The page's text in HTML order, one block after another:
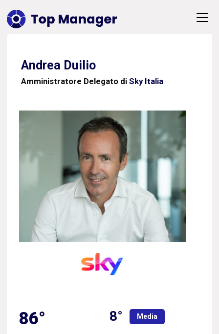
Andrea Duilio
Amministratore Delegato di Sky Italia
86° 8° Media